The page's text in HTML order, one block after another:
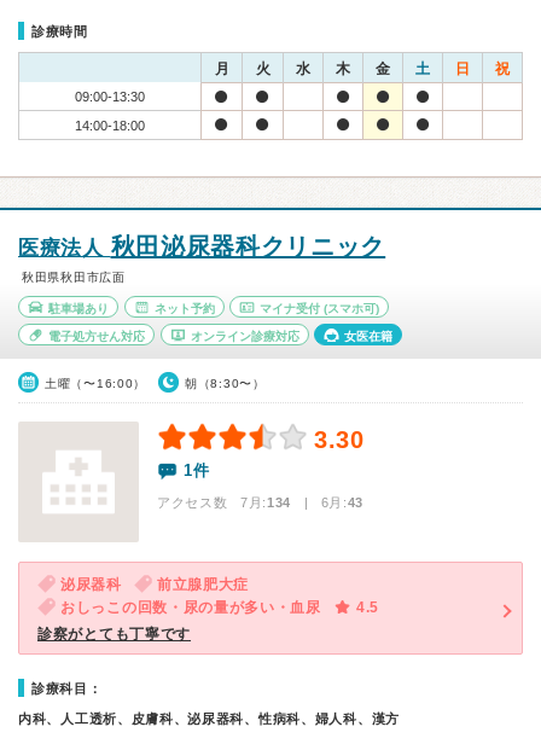
診療時間
月 火 水 木 金 土 日 祝
09:00-13:30
14:00-18:00
医療法人 秋田泌尿器科クリニック
秋田県秋田市広面
駐車場あり ネット予約 マイナ受付 (スマホ可)
電子処方せん対応 オンライン診療対応 女医在籍
土曜（〜16:00） 朝（8:30〜）
3.30
1件
アクセス数 7月:134 | 6月:43
泌尿器科
前立腺肥大症
おしっこの回数・尿の量が多い・血尿
4.5
診察がとても丁寧です
診療科目：
内科、人工透析、皮膚科、泌尿器科、性病科、婦人科、漢方